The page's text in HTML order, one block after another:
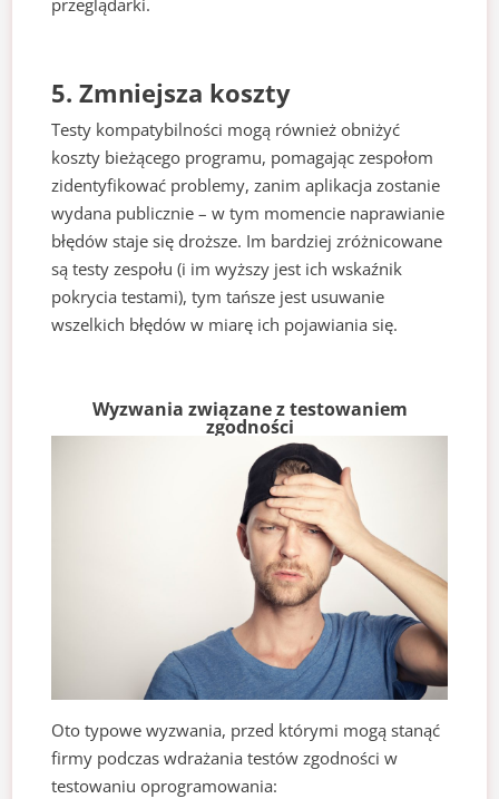
przeglądarki.
5. Zmniejsza koszty
Testy kompatybilności mogą również obniżyć
koszty bieżącego programu, pomagając zespołom
zidentyfikować problemy, zanim aplikacja zostanie
wydana publicznie – w tym momencie naprawianie
błędów staje się droższe. Im bardziej zróżnicowane
są testy zespołu (i im wyższy jest ich wskaźnik
pokrycia testami), tym tańsze jest usuwanie
wszelkich błędów w miarę ich pojawiania się.
Wyzwania związane z testowaniem
zgodności
Oto typowe wyzwania, przed którymi mogą stanąć
firmy podczas wdrażania testów zgodności w
testowaniu oprogramowania: